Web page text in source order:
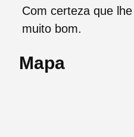
Com certeza que
muito bom.
Mapa